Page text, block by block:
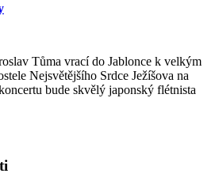
Tůma vrací do Jablonce k velkým
Nejsvětějšího Srdce Ježíšova na
bude skvělý japonský flétnista